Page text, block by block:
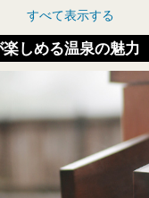
すべて表示する
しめる温泉の魅力